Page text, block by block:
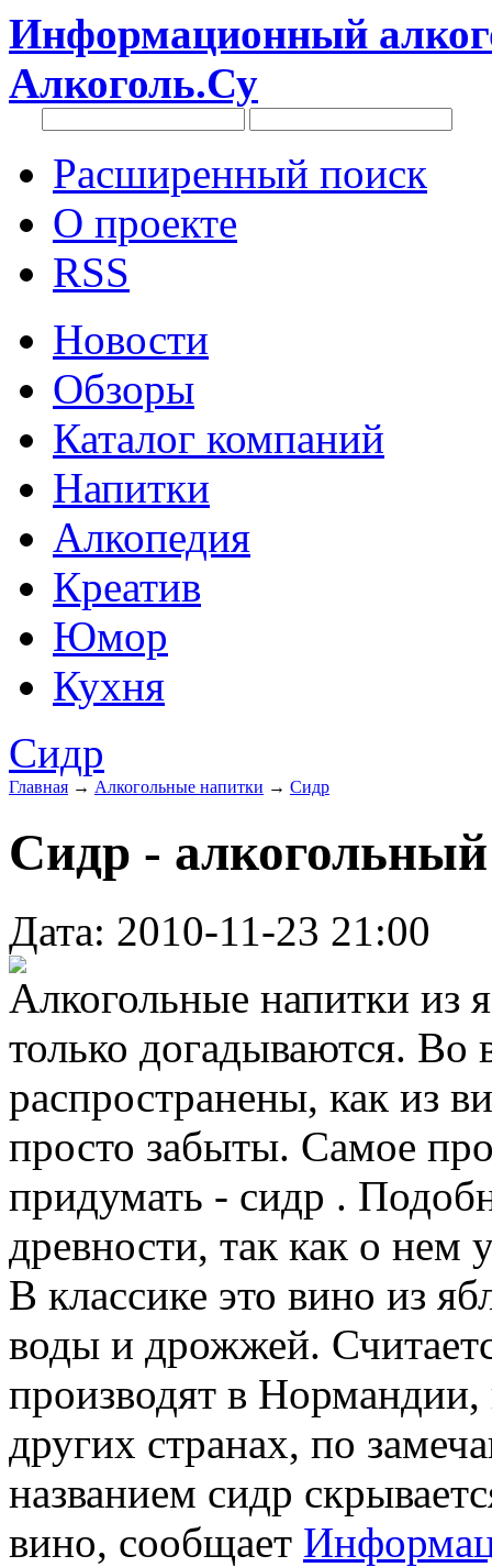
Информационный
Алкоголь.Су
Расширенный поиск
О проекте
RSS
Новости
Обзоры
Каталог компаний
Напитки
Алкопедия
Креатив
Юмор
Кухня
Сидр
Главная → Алкогольные напитки → Сидр
Сидр -
Дата: 2010-11-23 21:00
Алкогольные напитки из
только догадываются. Во
распространены, как из
просто забыты. Самое
придумать - сидр .
древности, так как о
В классике это вино из
воды и дрожжей.
производят в
других странах, по
названием сидр
вино, сообщает